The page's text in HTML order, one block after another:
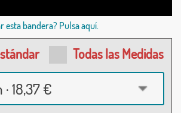
esta bandera? Pulsa aquí.
Todas las Medidas
18,37 €